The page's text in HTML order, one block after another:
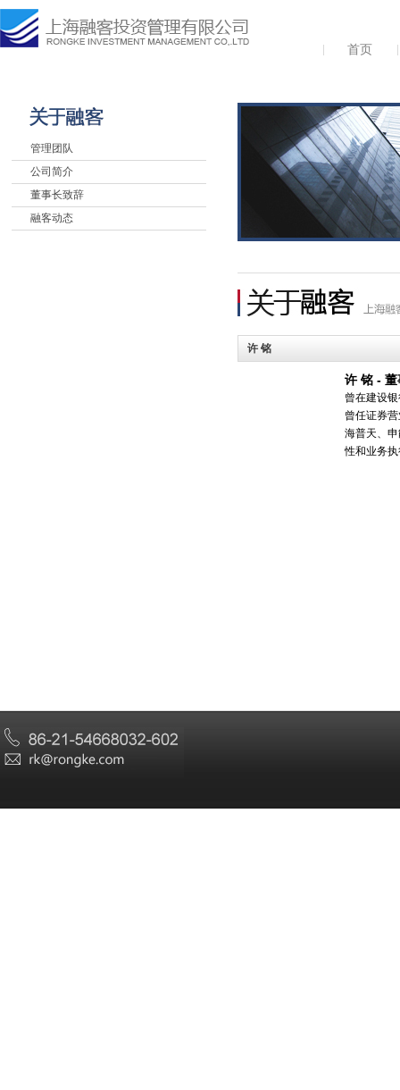
首页
管理团队
公司简介
董事长致辞
融客动态
许 铭
许 铭 - 董
曾在建设
曾任证券
海普天、
性和业务